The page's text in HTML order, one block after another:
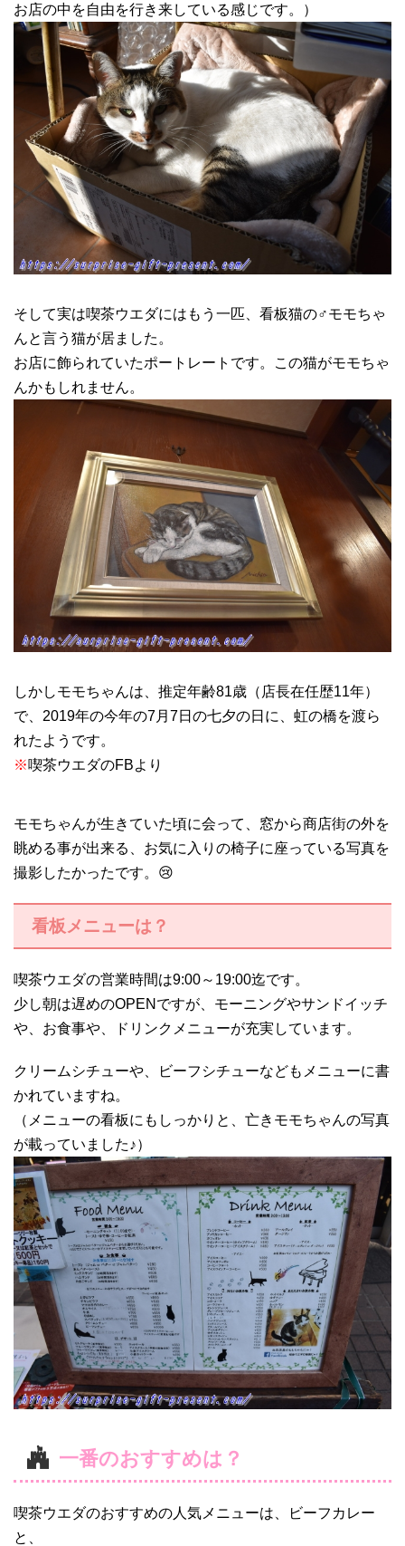
お店の中を自由を行き来している感じです。）
そして実は喫茶ウエダにはもう一匹、看板猫の♂モモちゃ
んと言う猫が居ました。
お店に飾られていたポートレートです。この猫がモモちゃ
んかもしれません。
しかしモモちゃんは、推定年齢81歳（店長在任歴11年）
で、2019年の今年の7月7日の七夕の日に、虹の橋を渡ら
れたようです。
※喫茶ウエダのFBより
モモちゃんが生きていた頃に会って、窓から商店街の外を
眺める事が出来る、お気に入りの椅子に座っている写真を
撮影したかったです。😢
看板メニューは？
喫茶ウエダの営業時間は9:00～19:00迄です。
少し朝は遅めのOPENですが、モーニングやサンドイッチ
や、お食事や、ドリンクメニューが充実しています。
クリームシチューや、ビーフシチューなどもメニューに書
かれていますね。
（メニューの看板にもしっかりと、亡きモモちゃんの写真
が載っていました♪）
一番のおすすめは？
喫茶ウエダのおすすめの人気メニューは、ビーフカレー
と、